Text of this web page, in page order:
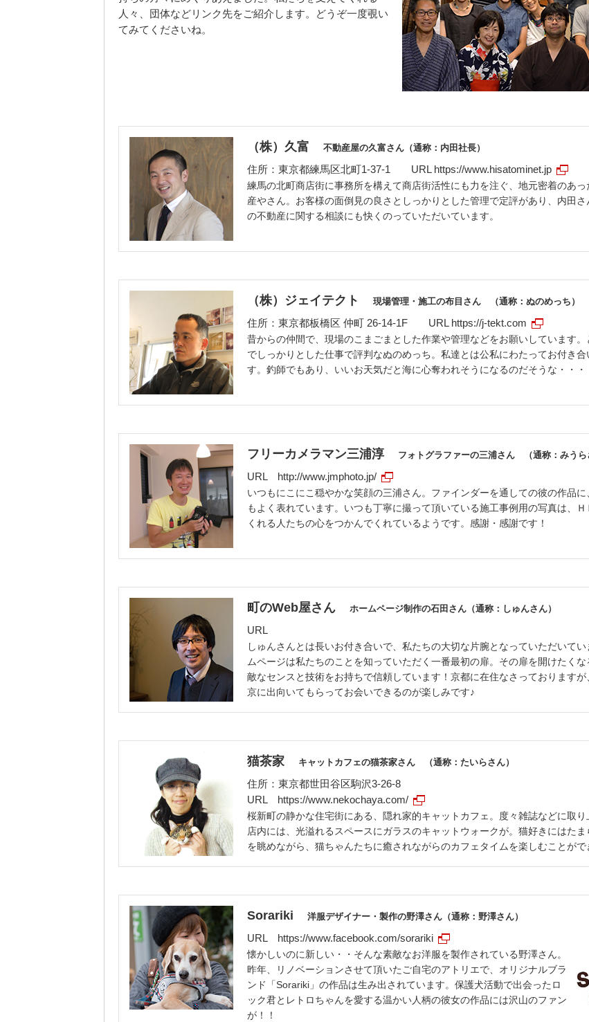
人々、団体などリンク先をご紹介します。どうぞ一度覗い
てみてくださいね。
（株）久富 不動産屋の久富さん（通称：内田社長）
住所：東京都練馬区北町1-37-1 URL https://www.hisatominet.jp
練馬の北町商店街に事務所を構えて商店街活性にも力を注ぐ、地元密着のあっ
産やさん。お客様の面倒見の良さとしっかりとした管理で定評があり、内田さ
の不動産に関する相談にも快くのっていただいています。
（株）ジェイテクト 現場管理・施工の布目さん （通称：ぬのめっち）
住所：東京都板橋区 仲町 26-14-1F URL https://j-tekt.com
昔からの仲間で、現場のこまごまとした作業や管理などをお願いしています。
でしっかりとした仕事で評判なぬのめっち。私達とは公私にわたってお付き合
す。釣師でもあり、いいお天気だと海に心奪われそうになるのだそうな・・・
フリーカメラマン三浦淳 フォトグラファーの三浦さん （通称：みうら
URL
http://www.jmphoto.jp/
いつもにこにこ穏やかな笑顔の三浦さん。ファインダーを通しての彼の作品に
もよく表れています。いつも丁寧に撮って頂いている施工事例用の写真は、Ｈ
くれる人たちの心をつかんでくれているようです。感謝・感謝です！
町のWeb屋さん ホームページ制作の石田さん（通称：しゅんさん）
URL
しゅんさんとは長いお付き合いで、私たちの大切な片腕となっていただいてい
ムページは私たちのことを知っていただく一番最初の扉。その扉を開けたくな
敵なセンスと技術をお持ちで信頼しています！京都に在住なさっておりますが
京に出向いてもらってお会いできるのが楽しみです♪
猫茶家 キャットカフェの猫茶家さん （通称：たいらさん）
住所：東京都世田谷区駒沢3-26-8
URL
https://www.nekochaya.com/
桜新町の静かな住宅街にある、隠れ家的キャットカフェ。度々雑誌などに取り
店内には、光溢れるスペースにガラスのキャットウォークが。猫好きにはたま
を眺めながら、猫ちゃんたちに癒されながらのカフェタイムを楽しむことがで
Sorariki 洋服デザイナー・製作の野澤さん（通称：野澤さん）
URL
https://www.facebook.com/sorariki
懐かしいのに新しい・・そんな素敵なお洋服を製作されている野澤さん。
昨年、リノベーションさせて頂いたご自宅のアトリエで、オリジナルブラ
ンド「Sorariki」の作品は生み出されています。保護犬活動で出会ったロ
ック君とレトロちゃんを愛する温かい人柄の彼女の作品には沢山のファン
が！！